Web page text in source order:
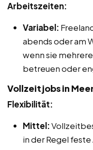
Arbeitszeiten:
Variabel:
abends oder am
wenn sie
betreuen oder
Vollzeitjobs in
Flexibilität:
Mittel:
in der Regel